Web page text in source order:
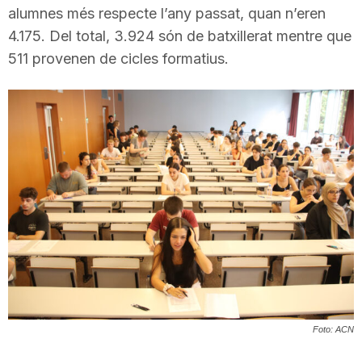
t
d
T
a
alumnes més respecte l’any passat, quan n’eren
4.175. Del total, 3.924 són de batxillerat mentre que
511 provenen de cicles formatius.
Foto: ACN